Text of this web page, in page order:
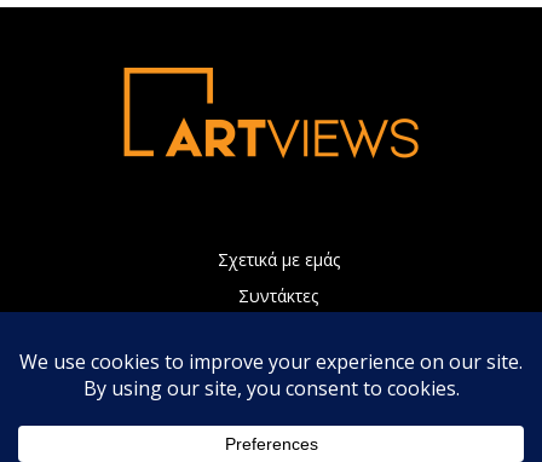
Σχετικά με εμάς
Συντάκτες
Πολιτική Απορρήτου
Επικοινωνία
Η ιστοσελίδα μας χρησιμοποιεί Cookies τα οποία συνεισφέρουν